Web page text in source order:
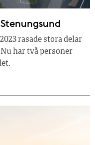
rasade stora delar
har två personer